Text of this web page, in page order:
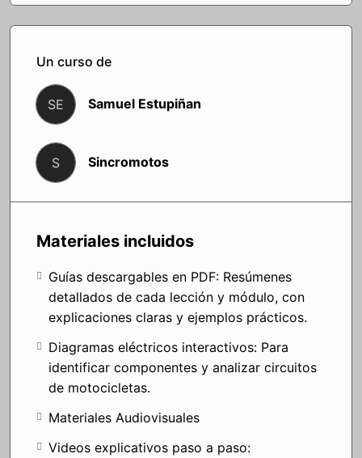
Un curso de
SE Samuel Estupiñan
S Sincromotos
Materiales incluidos
Guías descargables en PDF: Resúmenes
detallados de cada lección y módulo, con
explicaciones claras y ejemplos prácticos.
Diagramas eléctricos interactivos: Para
identificar componentes y analizar circuitos
de motocicletas.
Materiales Audiovisuales
Videos explicativos paso a paso: